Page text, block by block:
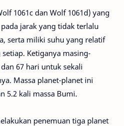
1061c dan Wolf 1061d) yang
jarak yang tidak terlalu
serta miliki suhu yang relatif
Ketiganya masing-
67 hari untuk sekali
Massa planet-planet ini
5.2 kali massa Bumi.
penemuan tiga planet